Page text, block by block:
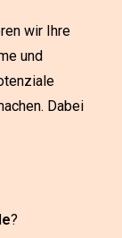
wir Ihre
und
Dabei
?